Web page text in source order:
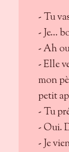
- Tu
- Je...
- Ah
- Elle
mon
petit
- Tu
- Oui.
- Je